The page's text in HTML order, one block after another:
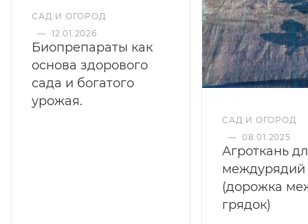
САД И ОГОРОД
— 12.01.2026
Биопрепараты как
основа здорового
сада и богатого
урожая.
САД И ОГОРОД
— 08.01.2025
Агроткань
междурядий
(дорожка
грядок)